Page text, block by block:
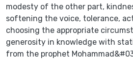
modesty of the other part,
softening the voice, tolerance,
choosing the appropriate
generosity in knowledge with
from the prophet